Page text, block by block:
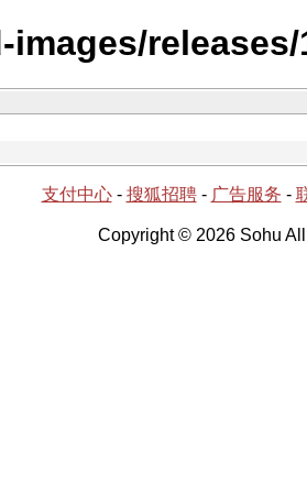
releases/
支付中心- 搜狐招聘- 广告服务 -
Copyright © 2026 Sohu